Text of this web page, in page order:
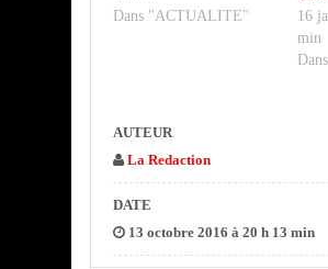
Dans "ACTUALITE"
16
min
AUTEUR
La Redaction
DATE
13 octobre 2016 à 20 h 13 min